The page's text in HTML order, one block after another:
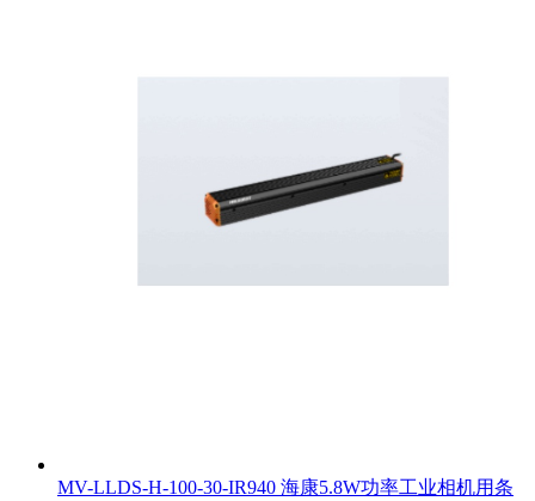
MV-LLDS-H-100-30-IR940 海康5.8W功率工业相机用条